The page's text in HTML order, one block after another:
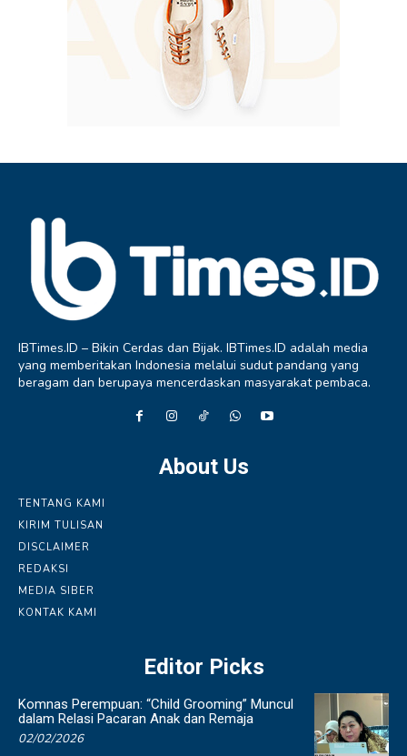
IBTimes.ID – Bikin Cerdas dan Bijak. IBTimes.ID adalah media
yang memberitakan Indonesia melalui sudut pandang yang
beragam dan berupaya mencerdaskan masyarakat pembaca.
About Us
TENTANG KAMI
KIRIM TULISAN
DISCLAIMER
REDAKSI
MEDIA SIBER
KONTAK KAMI
Editor Picks
Komnas Perempuan: “Child Grooming” Muncul
dalam Relasi Pacaran Anak dan Remaja
02/02/2026